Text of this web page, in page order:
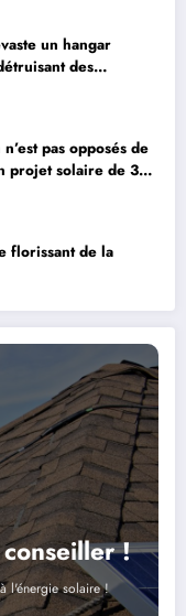
un hangar
des
pas opposés de
projet solaire de 37
florissant de la
!
l'énergie solaire !